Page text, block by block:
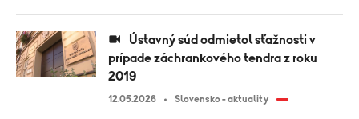
prípade záchrankového tendra z roku
2019
12.05.2026 Slovensko - aktuality